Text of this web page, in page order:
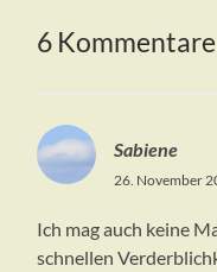
6 Kommentare
Sabiene
26. November
Ich mag auch keine
schnellen